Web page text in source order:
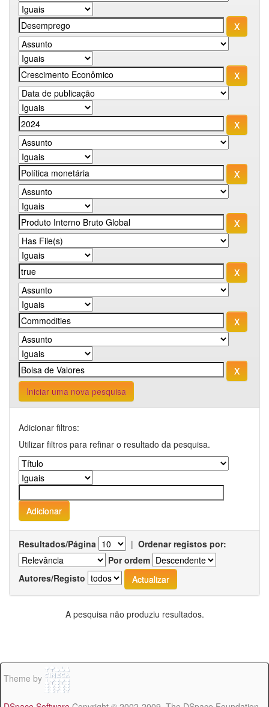
Iniciar uma nova pesquisa
Adicionar filtros:
Utilizar filtros para refinar o resultado da pesquisa.
Resultados/Página | Ordenar registos por:
Por ordem
Autores/Registo
A pesquisa não produziu resultados.
Theme by